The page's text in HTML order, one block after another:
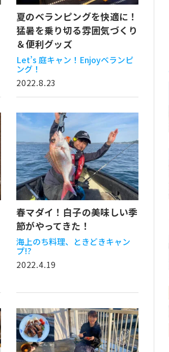
夏のベランピングを快適に！
猛暑を乗り切る雰囲気づくり
＆便利グッズ
Let’s 庭キャン！Enjoyベランピ
ング！
2022.8.23
春マダイ！白子の美味しい季
節がやってきた！
海上のち料理、ときどきキャン
プ!?
2022.4.19